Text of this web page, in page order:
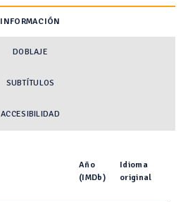
INFORMACIÓN
DOBLAJE
SUBTÍTULOS
ACCESIBILIDAD
Año
(IMDb)
Idioma
original